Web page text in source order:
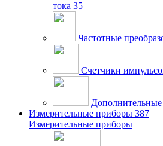
тока 35
Частотные
Счетчики
Дополнительные
Измерительные приборы 387
Измерительные приборы